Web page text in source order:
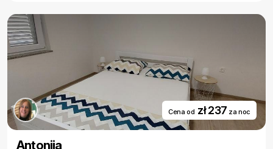
Cena od zł 237 za noc
Antonija